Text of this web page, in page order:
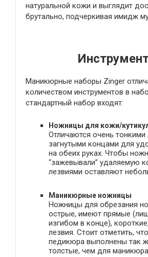
натуральной кожи и выглядит
брутально, подчеркивая имидж
Маникюрные наборы Zinger
количеством инструментов в
стандартный набор входят:
Ножницы для кожи/
Отличаются очень тонкими
загнутыми концами для
на обеих руках. Чтобы
“зажевывали” удаляемую
лезвиями оставляют
Маникюрные ножницы
Ножницы для обрезания
острые, имеют прямые
изгибом в конце),
лезвия. Стоит отметить,
педикюра выполнены так
толстые, чем для